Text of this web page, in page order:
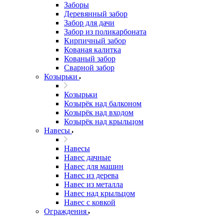
Заборы
Деревянный забор
Забор для дачи
Забор из поликарбоната
Кирпичный забор
Кованая калитка
Кованый забор
Сварной забор
Козырьки
Козырьки
Козырёк над балконом
Козырёк над входом
Козырёк над крыльцом
Навесы
Навесы
Навес дачные
Навес для машин
Навес из дерева
Навес из металла
Навес над крыльцом
Навес с ковкой
Ограждения